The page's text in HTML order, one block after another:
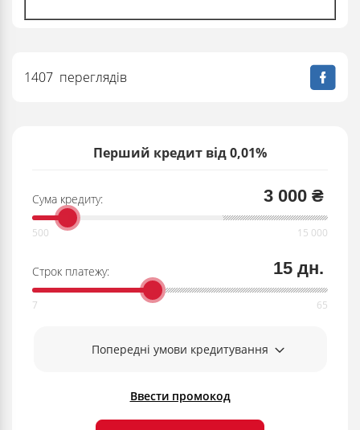
Перший кредит від 0,01%
Сума кредиту: 3 000 ₴
Строк платежу: 15 дн.
Попередні умови кредитування
Ввести промокод
1407 переглядів